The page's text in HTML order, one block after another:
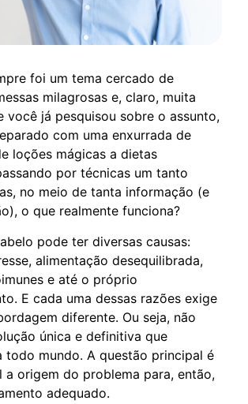
foi um tema cercado de
milagrosas e, claro, muita
você já pesquisou sobre o assunto,
com uma enxurrada de
loções mágicas a dietas
por técnicas um tanto
no meio de tanta informação (e
o que realmente funciona?
pode ter diversas causas:
alimentação desequilibrada,
e até o próprio
E cada uma dessas razões exige
diferente. Ou seja, não
única e definitiva que
todo mundo. A questão principal é
a origem do problema para, então,
adequado.